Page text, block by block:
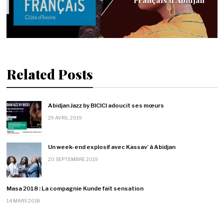
Related Posts
Abidjan Jazz by BICICI adoucit ses mœurs
29 AVRIL 2019
Un week-end explosif avec Kassav’ à Abidjan
20 SEPTEMBRE 2019
Masa 2018 : La compagnie Kunde fait sensation
14 MARS 2018